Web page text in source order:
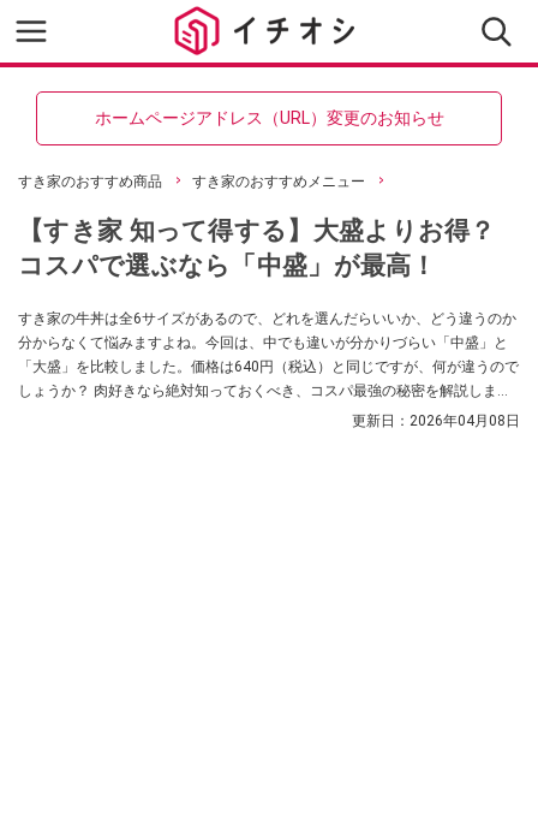
ホームページアドレス（URL）変更のお知らせ
すき家のおすすめ商品 すき家のおすすめメニュー
【すき家 知って得する】大盛よりお得？
コスパで選ぶなら「中盛」が最高！
すき家の牛丼は全6サイズがあるので、どれを選んだらいいか、どう違うのか
分からなくて悩みますよね。今回は、中でも違いが分かりづらい「中盛」と
「大盛」を比較しました。価格は640円（税込）と同じですが、何が違うので
しょうか？ 肉好きなら絶対知っておくべき、コスパ最強の秘密を解説しま
更新日： 2026年04月08日